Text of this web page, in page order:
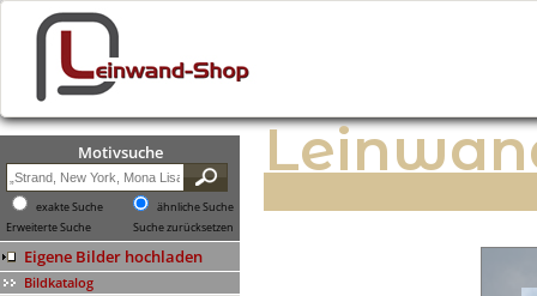
Motivsuche
exakte Suche
ähnliche Suche
Erweiterte Suche
Suche zurücksetzen
Eigene Bilder hochladen
Bildkatalog